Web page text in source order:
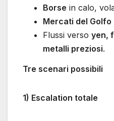
Borse in calo,
Mercati del Golfo
Flussi verso yen,
metalli preziosi.
Tre scenari possibili
1) Escalation totale